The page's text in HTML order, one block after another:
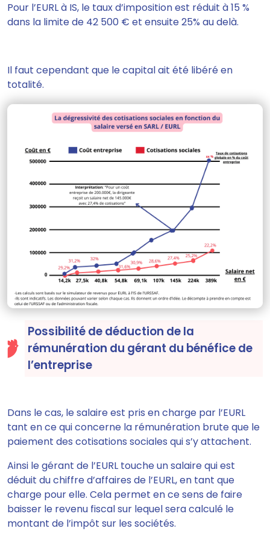
Pour l’EURL à IS, le taux d’imposition est réduit à 15 %
dans la limite de 42 500 € et ensuite 25% au delà.
Il faut cependant que le capital ait été libéré en
totalité.
Possibilité de déduction de la
rémunération du gérant du bénéfice de
l’entreprise
Dans le cas, le salaire est pris en charge par l’EURL
tant en ce qui concerne la rémunération brute que le
paiement des cotisations sociales qui s’y attachent.
Ainsi le gérant de l’EURL touche un salaire qui est
déduit du chiffre d’affaires de l’EURL, en tant que
charge pour elle. Cela permet en ce sens de faire
baisser le revenu fiscal sur lequel sera calculé le
montant de l’impôt sur les sociétés.